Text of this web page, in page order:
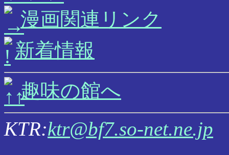
漫画関連リンク
新着情報
趣味の館へ
KTR:ktr@bf7.so-net.ne.jp